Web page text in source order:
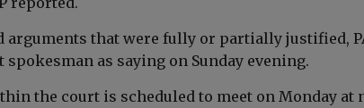
arguments that were fully or partially justified,
spokesman as saying on Sunday evening.
the court is scheduled to meet on Monday at